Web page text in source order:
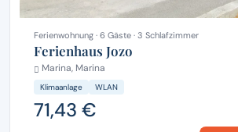
Ferienwohnung · 6 Gäste · 3 Schlafzimmer
Ferienhaus Jozo
Marina, Marina
Klimaanlage WLAN
71,43 €